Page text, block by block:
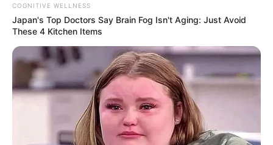
Hier geht es zu einer Zusammenfassung der touristischen
Hauptattraktionen für die Region Bad Homburgund
darüber hinaus.
Diese Seite ist ein Service für alle Gäste und Besucher
von Bad Homburg, aber auch für die hiesigen Bewohner.
Hierzu gehört auch die auf dem Kartendienst von
COGNITIVE WELLNESS
Japan's Top Doctors Say Bra​in Fo​g Isn't Aging: Just Avoid
These 4 Kitchen Items